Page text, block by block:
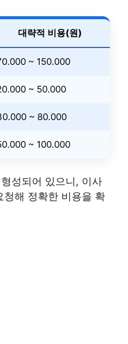
대략적 비용(원)
~ 150.000
~ 50.000
~ 80.000
~ 100.000
성되어 있으니, 이사
청해 정확한 비용을 확